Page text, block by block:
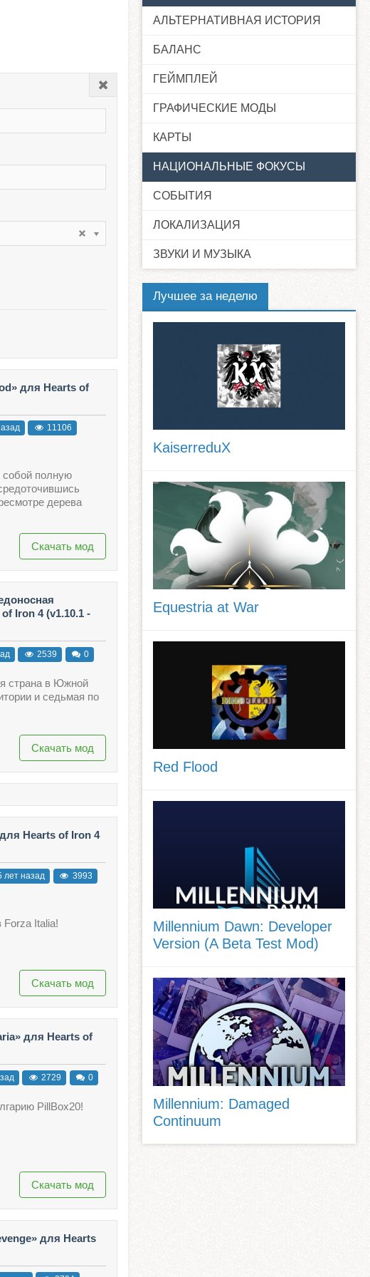
для Hearts of
11106
собой полную
дерева
Скачать мод
Iron 4 (v1.10.1 -
2539 0
страна в Южной
и седьмая по
Скачать мод
Hearts of Iron 4
лет назад
3993
Forza Italia!
Скачать мод
для Hearts of
2729 0
PillBox20!
Скачать мод
для Hearts
АЛЬТЕРНАТИВНАЯ ИСТОРИЯ
БАЛАНС
ГЕЙМПЛЕЙ
ГРАФИЧЕСКИЕ МОДЫ
КАРТЫ
НАЦИОНАЛЬНЫЕ ФОКУСЫ
СОБЫТИЯ
ЛОКАЛИЗАЦИЯ
ЗВУКИ И МУЗЫКА
Лучшее за неделю
KaiserreduX
Equestria at War
Red Flood
Millennium Dawn: Developer
Version (A Beta Test Mod)
Millennium: Damaged
Continuum